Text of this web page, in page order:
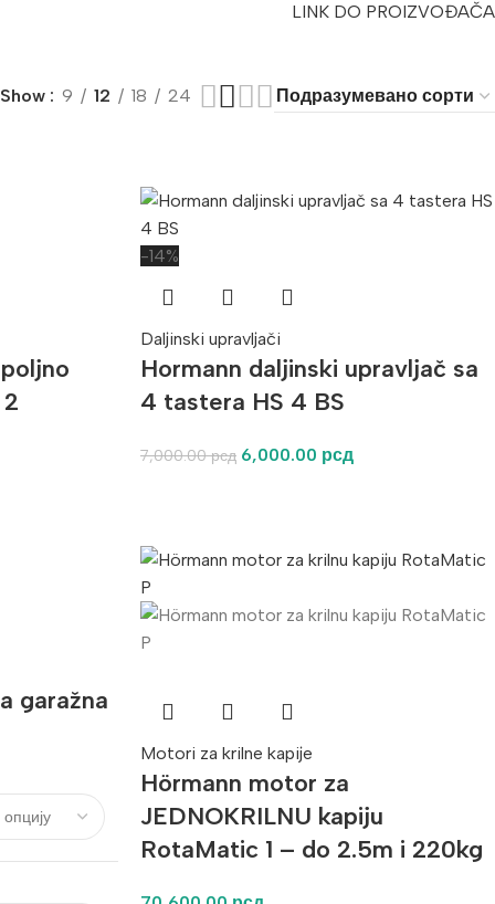
LINK DO PROIZVOĐAČA
Show 9 12 18 24
-14%
Daljinski upravljači
Hormann daljinski upravljač sa
4 tastera HS 4 BS
7,000.00рсд 6,000.00 рсд
garažna
Motori za krilne kapije
Hörmann motor za
JEDNOKRILNU kapiju
RotaMatic 1 – do 2.5m i 220kg